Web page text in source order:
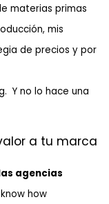
materias primas
mis
de precios y por
Y no lo hace una
a tu marca
agencias
how